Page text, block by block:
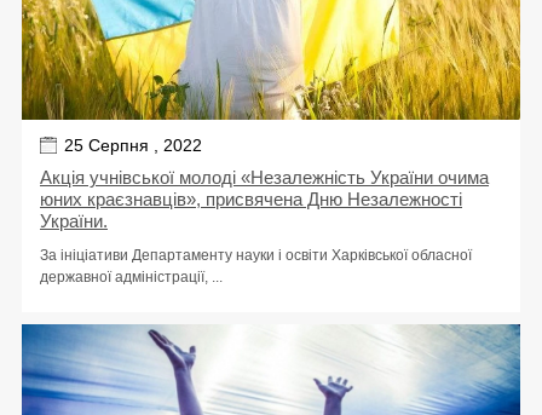
25 Серпня , 2022
Акція учнівської молоді «Незалежність України очима
юних краєзнавців», присвячена Дню Незалежності
України.
За ініціативи Департаменту науки і освіти Харківської обласної
державної адміністрації, ...